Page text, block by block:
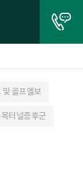
및 골프엘보
터널증후군